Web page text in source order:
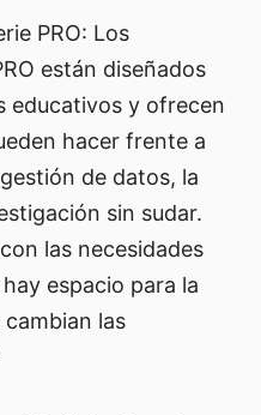
PRO: Los
están diseñados
educativos y ofrecen
hacer frente a
de datos, la
sin sudar.
las necesidades
espacio para la
las